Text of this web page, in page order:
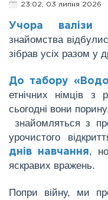
23:02, 03 липня 2026
Учора валізи
знайомства
зібрав усіх разом у
До табору
етнічних німців з
сьогодні вони
знайомляться з
урочистого
днів навчання,
яскравих вражень.
Попри війну, ми